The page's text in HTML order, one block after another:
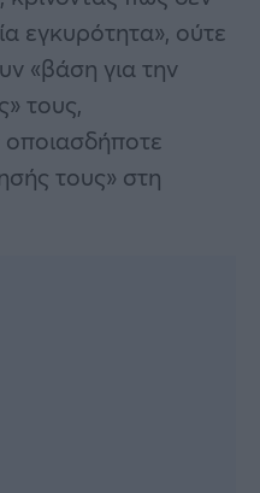
εγκυρότητα», ούτε
«βάση για την
τους,
τους» στη